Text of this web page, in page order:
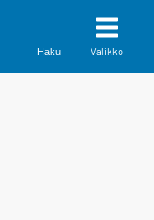
Haku Valikko